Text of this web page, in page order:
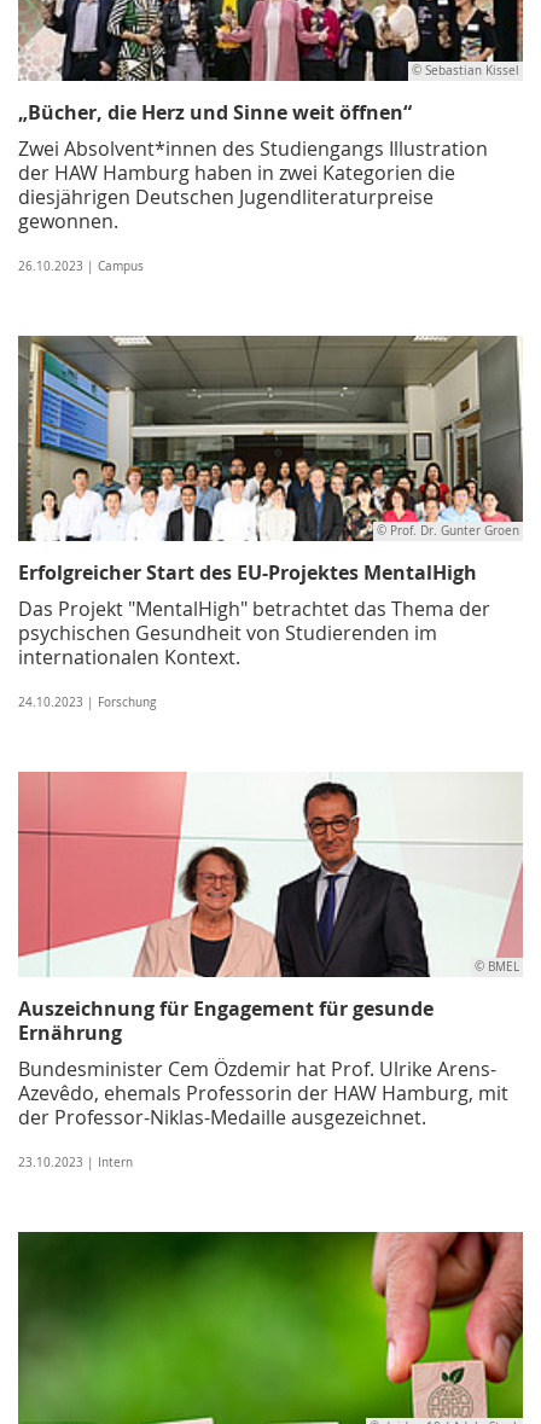
© Sebastian Kissel
„Bücher, die Herz und Sinne weit öffnen“
Zwei Absolvent*innen des Studiengangs Illustration
der HAW Hamburg haben in zwei Kategorien die
diesjährigen Deutschen Jugendliteraturpreise
gewonnen.
26.10.2023 | Campus
© Prof. Dr. Gunter Groen
Erfolgreicher Start des EU-Projektes MentalHigh
Das Projekt "MentalHigh" betrachtet das Thema der
psychischen Gesundheit von Studierenden im
internationalen Kontext.
24.10.2023 | Forschung
© BMEL
Auszeichnung für Engagement für gesunde
Ernährung
Bundesminister Cem Özdemir hat Prof. Ulrike Arens-
Azevêdo, ehemals Professorin der HAW Hamburg, mit
der Professor-Niklas-Medaille ausgezeichnet.
23.10.2023 | Intern